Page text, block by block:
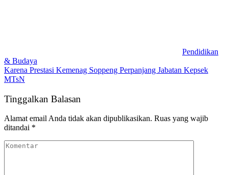
Pendidikan
& Budaya
Karena Prestasi Kemenag Soppeng Perpanjang Jabatan Kepsek
MTsN
Tinggalkan Balasan
Alamat email Anda tidak akan dipublikasikan. Ruas yang wajib
ditandai *